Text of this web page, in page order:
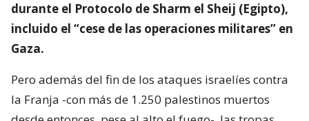
durante el Protocolo de Sharm el Sheij (Egipto),
incluido el “cese de las operaciones militares” en
Gaza.
Pero además del fin de los ataques israelíes contra
la Franja -con más de 1.250 palestinos muertos